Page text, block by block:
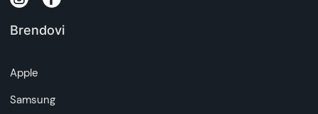
Brendovi
Apple
Samsung